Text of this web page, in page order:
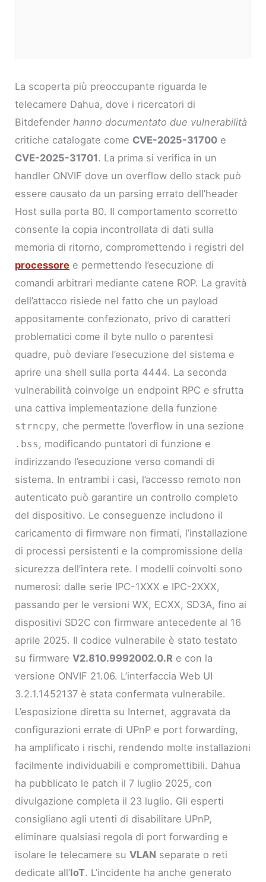
La scoperta più preoccupante riguarda le
telecamere Dahua, dove i ricercatori di
Bitdefenderhanno documentato due vulnerabilità
critiche catalogate come CVE-2025-31700 e
CVE-2025-31701. La prima si verifica in un
handler ONVIF dove un overflow dello stack può
essere causato da un parsing errato dell’header
Host sulla porta 80. Il comportamento scorretto
consente la copia incontrollata di dati sulla
memoria di ritorno, compromettendo i registri del
processore e permettendo l’esecuzione di
comandi arbitrari mediante catene ROP. La gravità
dell’attacco risiede nel fatto che un payload
appositamente confezionato, privo di caratteri
problematici come il byte nullo o parentesi
quadre, può deviare l’esecuzione del sistema e
aprire una shell sulla porta 4444. La seconda
vulnerabilità coinvolge un endpoint RPC e sfrutta
una cattiva implementazione della funzione
strncpy, che permette l’overflow in una sezione
.bss, modificando puntatori di funzione e
indirizzando l’esecuzione verso comandi di
sistema. In entrambi i casi, l’accesso remoto non
autenticato può garantire un controllo completo
del dispositivo. Le conseguenze includono il
caricamento di firmware non firmati, l’installazione
di processi persistenti e la compromissione della
sicurezza dell’intera rete. I modelli coinvolti sono
numerosi: dalle serie IPC-1XXX e IPC-2XXX,
passando per le versioni WX, ECXX, SD3A, fino ai
dispositivi SD2C con firmware antecedente al 16
aprile 2025. Il codice vulnerabile è stato testato
su firmwareV2.810.9992002.0.R e con la
versione ONVIF 21.06. L’interfaccia Web UI
3.2.1.1452137 è stata confermata vulnerabile.
L’esposizione diretta su Internet, aggravata da
configurazioni errate di UPnP e port forwarding,
ha amplificato i rischi, rendendo molte installazioni
facilmente individuabili e compromettibili. Dahua
ha pubblicato le patch il 7 luglio 2025, con
divulgazione completa il 23 luglio. Gli esperti
consigliano agli utenti di disabilitare UPnP,
eliminare qualsiasi regola di port forwarding e
isolare le telecamere suVLAN separate o reti
dedicate all’IoT. L’incidente ha anche generato